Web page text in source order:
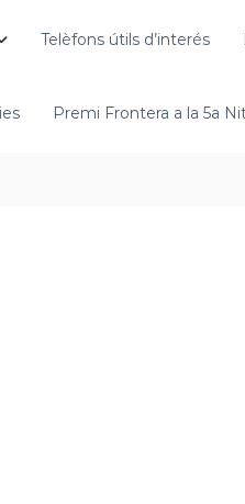
Telèfons útils d’interés
Premi Frontera a la 5a